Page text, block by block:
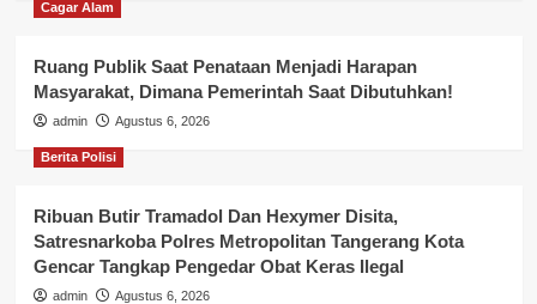
Cagar Alam
Ruang Publik Saat Penataan Menjadi Harapan
Masyarakat, Dimana Pemerintah Saat Dibutuhkan!
admin Agustus 6, 2026
Berita Polisi
Ribuan Butir Tramadol Dan Hexymer Disita,
Satresnarkoba Polres Metropolitan Tangerang Kota
Gencar Tangkap Pengedar Obat Keras Ilegal
admin Agustus 6, 2026